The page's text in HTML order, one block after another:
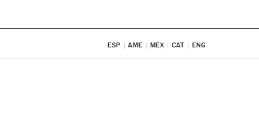
ESP AME MEX CAT ENG